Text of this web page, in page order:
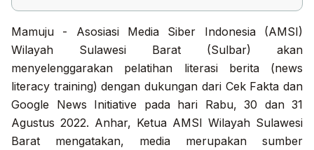
Mamuju - Asosiasi Media Siber Indonesia (AMSI)
Wilayah Sulawesi Barat (Sulbar) akan
menyelenggarakan pelatihan literasi berita (news
literacy training) dengan dukungan dari Cek Fakta dan
Google News Initiative pada hari Rabu, 30 dan 31
Agustus 2022. Anhar, Ketua AMSI Wilayah Sulawesi
Barat mengatakan, media merupakan sumber